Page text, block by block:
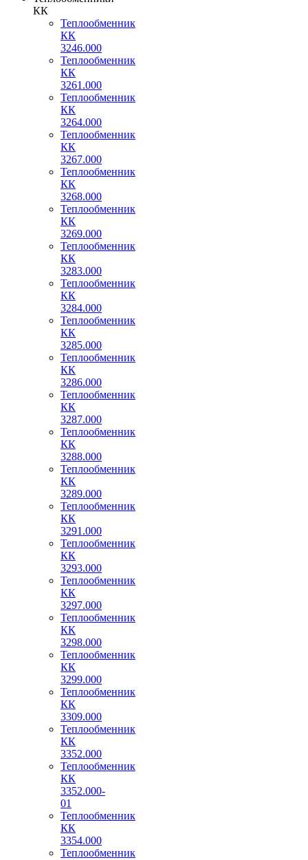
КК
Теплообменник
КК
3246.000
Теплообменник
КК
3261.000
Теплообменник
КК
3264.000
Теплообменник
КК
3267.000
Теплообменник
КК
3268.000
Теплообменник
КК
3269.000
Теплообменник
КК
3283.000
Теплообменник
КК
3284.000
Теплообменник
КК
3285.000
Теплообменник
КК
3286.000
Теплообменник
КК
3287.000
Теплообменник
КК
3288.000
Теплообменник
КК
3289.000
Теплообменник
КК
3291.000
Теплообменник
КК
3293.000
Теплообменник
КК
3297.000
Теплообменник
КК
3298.000
Теплообменник
КК
3299.000
Теплообменник
КК
3309.000
Теплообменник
КК
3352.000
Теплообменник
КК
3352.000-
01
Теплообменник
КК
3354.000
Теплообменник